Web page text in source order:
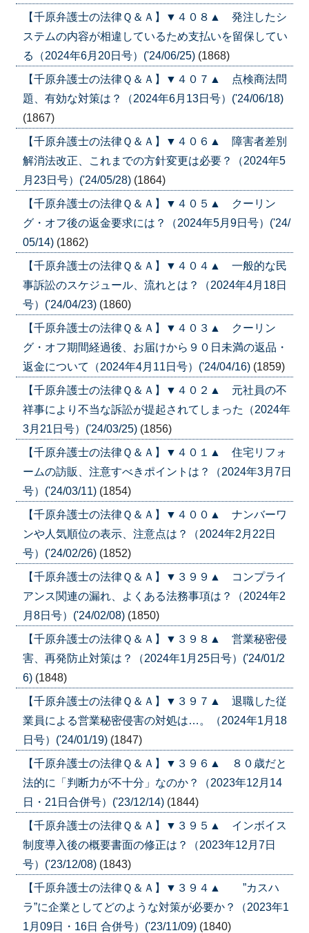
【千原弁護士の法律Ｑ＆Ａ】▼４０８▲ 発注したシ
ステムの内容が相違しているため支払いを留保してい
る（2024年6月20日号）('24/06/25) (1868)
【千原弁護士の法律Ｑ＆Ａ】▼４０７▲ 点検商法問
題、有効な対策は？（2024年6月13日号）('24/06/18)
(1867)
【千原弁護士の法律Ｑ＆Ａ】▼４０６▲ 障害者差別
解消法改正、これまでの方針変更は必要？（2024年5
月23日号）('24/05/28) (1864)
【千原弁護士の法律Ｑ＆Ａ】▼４０５▲ クーリン
グ・オフ後の返金要求には？（2024年5月9日号）('24/
05/14) (1862)
【千原弁護士の法律Ｑ＆Ａ】▼４０４▲ 一般的な民
事訴訟のスケジュール、流れとは？（2024年4月18日
号）('24/04/23) (1860)
【千原弁護士の法律Ｑ＆Ａ】▼４０３▲ クーリン
グ・オフ期間経過後、お届けから９０日未満の返品・
返金について（2024年4月11日号）('24/04/16) (1859)
【千原弁護士の法律Ｑ＆Ａ】▼４０２▲ 元社員の不
祥事により不当な訴訟が提起されてしまった（2024年
3月21日号）('24/03/25) (1856)
【千原弁護士の法律Ｑ＆Ａ】▼４０１▲ 住宅リフォ
ームの訪販、注意すべきポイントは？（2024年3月7日
号）('24/03/11) (1854)
【千原弁護士の法律Ｑ＆Ａ】▼４００▲ ナンバーワ
ンや人気順位の表示、注意点は？（2024年2月22日
号）('24/02/26) (1852)
【千原弁護士の法律Ｑ＆Ａ】▼３９９▲ コンプライ
アンス関連の漏れ、よくある法務事項は？（2024年2
月8日号）('24/02/08) (1850)
【千原弁護士の法律Ｑ＆Ａ】▼３９８▲ 営業秘密侵
害、再発防止対策は？（2024年1月25日号）('24/01/2
6) (1848)
【千原弁護士の法律Ｑ＆Ａ】▼３９７▲ 退職した従
業員による営業秘密侵害の対処は…。（2024年1月18
日号）('24/01/19) (1847)
【千原弁護士の法律Ｑ＆Ａ】▼３９６▲ ８０歳だと
法的に「判断力が不十分」なのか？（2023年12月14
日・21日合併号）('23/12/14) (1844)
【千原弁護士の法律Ｑ＆Ａ】▼３９５▲ インボイス
制度導入後の概要書面の修正は？（2023年12月7日
号）('23/12/08) (1843)
【千原弁護士の法律Ｑ＆Ａ】▼３９４▲ ”カスハ
ラ”に企業としてどのような対策が必要か？（2023年1
1月09日・16日 合併号）('23/11/09) (1840)